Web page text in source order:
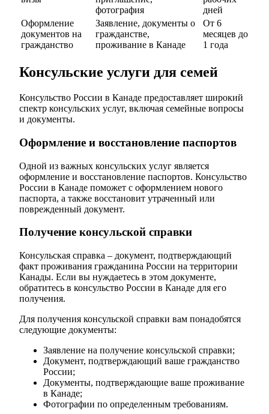
фотография
дней
Оформление
документов на
гражданство
Заявление, документы о
гражданстве,
проживание в Канаде
От 6
месяцев до
1 года
Консульские услуги для семей
Консульство России в Канаде предоставляет широкий
спектр консульских услуг, включая семейные вопросы
и документы.
Оформление и восстановление паспортов
Одной из важных консульских услуг является
оформление и восстановление паспортов. Консульство
России в Канаде поможет с оформлением нового
паспорта, а также восстановит утраченный или
поврежденный документ.
Получение консульской справки
Консульская справка – документ, подтверждающий
факт проживания гражданина России на территории
Канады. Если вы нуждаетесь в этом документе,
обратитесь в консульство России в Канаде для его
получения.
Для получения консульской справки вам понадобятся
следующие документы:
Заявление на получение консульской справки;
Документ, подтверждающий ваше гражданство
России;
Документы, подтверждающие ваше проживание
в Канаде;
Фотографии по определенным требованиям.